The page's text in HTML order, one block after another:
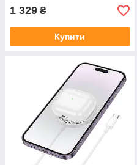
1 329 ₴
Купити